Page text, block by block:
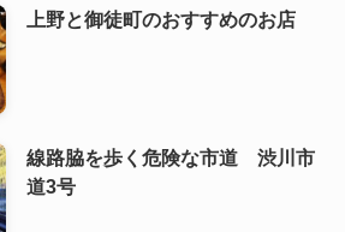
上野と御徒町のおすすめのお店
線路脇を歩く危険な市道 渋川市
道3号